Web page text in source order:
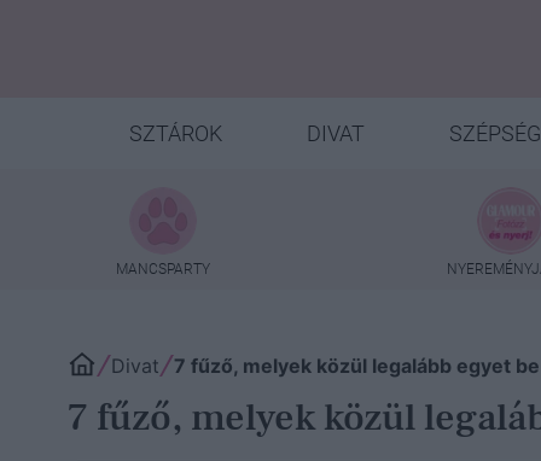
SZTÁROK DIVAT SZÉPSÉG
MANCSPARTY
Divat 7 fűző, melyek közül legalább egyet
7 fűző, melyek közül